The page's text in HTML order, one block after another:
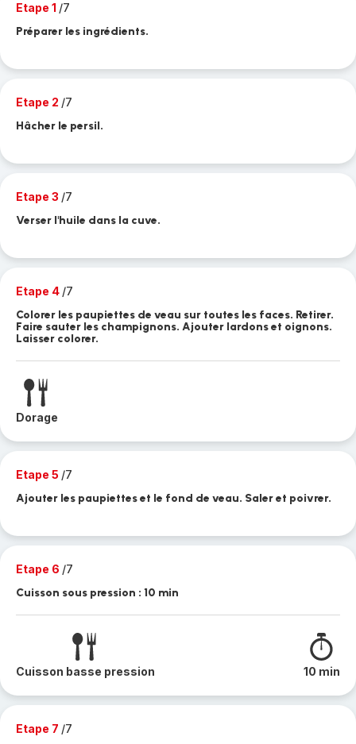
Etape 1 /7
Préparer les ingrédients.
Etape 2 /7
Hâcher le persil.
Etape 3 /7
Verser l'huile dans la cuve.
Etape 4 /7
Colorer les paupiettes de veau sur toutes les faces. Retirer.
Faire sauter les champignons. Ajouter lardons et oignons.
Laisser colorer.
Dorage
Etape 5 /7
Ajouter les paupiettes et le fond de veau. Saler et poivrer.
Etape 6 /7
Cuisson sous pression : 10 min
Cuisson basse pression 10 min
Etape 7 /7